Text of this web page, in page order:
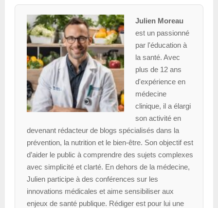
Julien Moreau
est un passionné
par l'éducation à
la santé. Avec
plus de 12 ans
d'expérience en
médecine
clinique, il a élargi
son activité en
devenant rédacteur de blogs spécialisés dans la
prévention, la nutrition et le bien-être. Son objectif est
d’aider le public à comprendre des sujets complexes
avec simplicité et clarté. En dehors de la médecine,
Julien participe à des conférences sur les
innovations médicales et aime sensibiliser aux
enjeux de santé publique. Rédiger est pour lui une